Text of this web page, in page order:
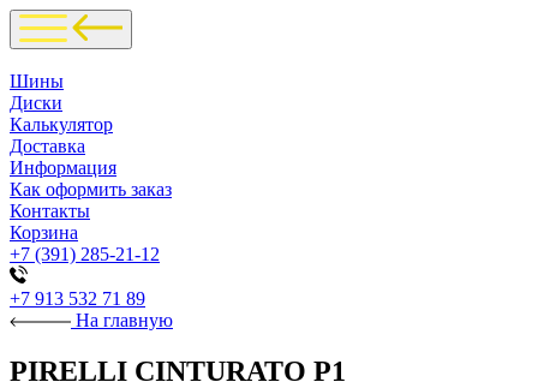
Шины
Диски
Калькулятор
Доставка
Информация
Как оформить заказ
Контакты
Корзина
+7 (391) 285-21-12
+7 913 532 71 89
На главную
PIRELLI CINTURATO P1